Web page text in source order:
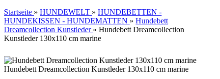
Startseite » HUNDEWELT » HUNDEBETTEN -
HUNDEKISSEN - HUNDEMATTEN » Hundebett
Dreamcollection Kunstleder » Hundebett Dreamcollection
Kunstleder 130x110 cm marine
Hundebett Dreamcollection Kunstleder 130x110 cm marine